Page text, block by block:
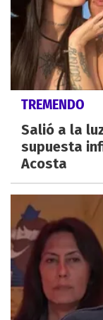
TREMENDO
Salió a la
supuesta
Acosta